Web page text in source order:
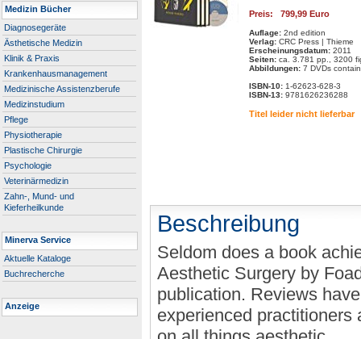
Medizin Bücher
Diagnosegeräte
Ästhetische Medizin
Klinik & Praxis
Krankenhausmanagement
Medizinische Assistenzberufe
Medizinstudium
Pflege
Physiotherapie
Plastische Chirurgie
Psychologie
Veterinärmedizin
Zahn-, Mund- und
Kieferheilkunde
Minerva Service
Aktuelle Kataloge
Buchrecherche
Anzeige
Preis: 799,99 Euro
Auflage: 2nd edition
Verlag: CRC Press | Thieme
Erscheinungsdatum: 2011
Seiten: ca. 3.781 pp., 3200
Abbildungen: 7 DVDs
ISBN-10: 1-62623-628-3
ISBN-13: 9781626236288
Titel leider nicht lieferbar
Beschreibung
Seldom does a book
Aesthetic Surgery by
publication. Reviews
experienced practitioners